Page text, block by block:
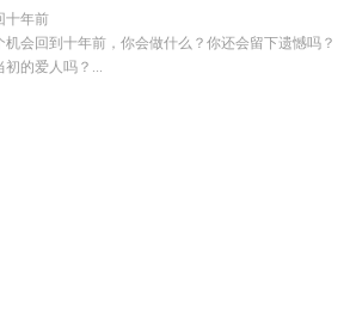
十年前
机会回到十年前，你会做什么？你还会留下遗憾吗？
初的爱人吗？...